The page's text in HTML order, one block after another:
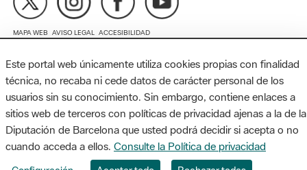
Diputación de Barcelona. Edifici Llacuna, 1a planta. Badajoz, 49.
08005 Barcelona. Tel. 934 022 428 / xarxaparcs@diba.cat
Este portal web únicamente utiliza cookies propias con finalidad
técnica, no recaba ni cede datos de carácter personal de los
usuarios sin su conocimiento. Sin embargo, contiene enlaces a
sitios web de terceros con políticas de privacidad ajenas a la de la
Diputación de Barcelona que usted podrá decidir si acepta o no
cuando acceda a ellos. Consulte la Política de privacidad